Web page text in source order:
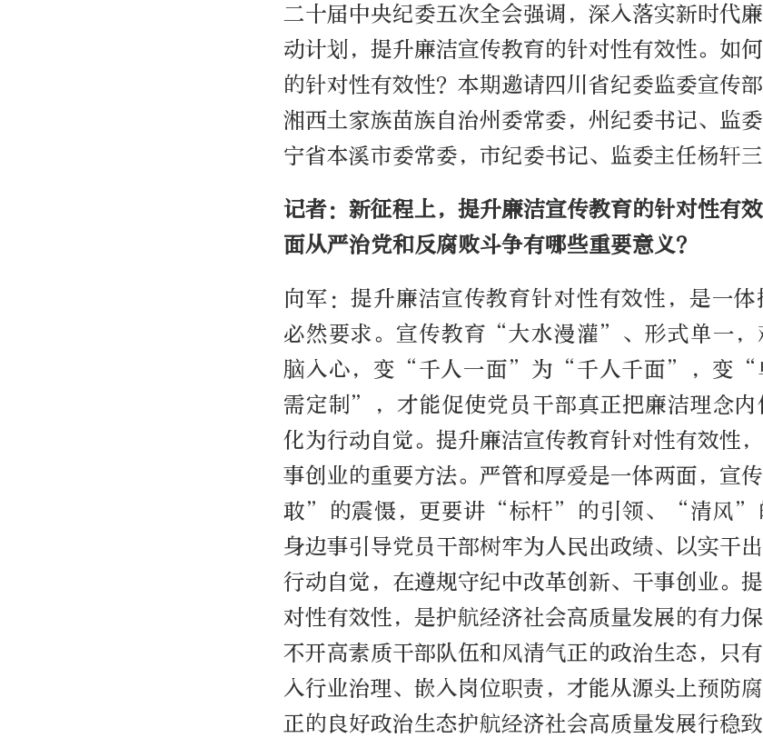
二十届中央纪委五次全会强调，深入落实新时代
动计划，提升廉洁宣传教育的针对性有效性。如
的针对性有效性？本期邀请四川省纪委监委宣传
湘西土家族苗族自治州委常委，州纪委书记、监
宁省本溪市委常委，市纪委书记、监委主任杨轩三
记者：新征程上，提升廉洁宣传教育的针对性有
面从严治党和反腐败斗争有哪些重要意义？
向军：提升廉洁宣传教育针对性有效性，是一
必然要求。宣传教育“大水漫灌”、形式单一，
脑入心，变“千人一面”为“千人千面”，变
需定制”，才能促使党员干部真正把廉洁理念内
化为行动自觉。提升廉洁宣传教育针对性有效性
事创业的重要方法。严管和厚爱是一体两面，宣
敢”的震慑，更要讲“标杆”的引领、“清风”
身边事引导党员干部树牢为人民出政绩、以实干
行动自觉，在遵规守纪中改革创新、干事创业。
对性有效性，是护航经济社会高质量发展的有力
不开高素质干部队伍和风清气正的政治生态，只
入行业治理、嵌入岗位职责，才能从源头上预防
正的良好政治生态护航经济社会高质量发展行稳致